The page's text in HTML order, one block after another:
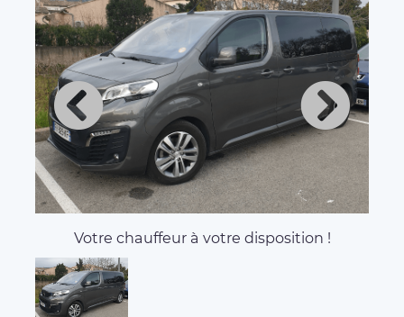
Votre chauffeur à votre disposition !